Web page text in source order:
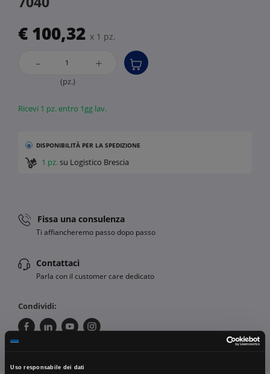
Uso responsabile dei dati
€ 100,32 x 1 pz.
- +
(pz.)
Ricevi 1 pz. entro 1gg lav.
DISPONIBILITÀ PER LA SPEDIZIONE
1 pz.su Logistico Brescia
Fissa una consulenza
Ti affiancheremo passo dopo passo
Contattaci
Parla con il customer care dedicato
Condividi: